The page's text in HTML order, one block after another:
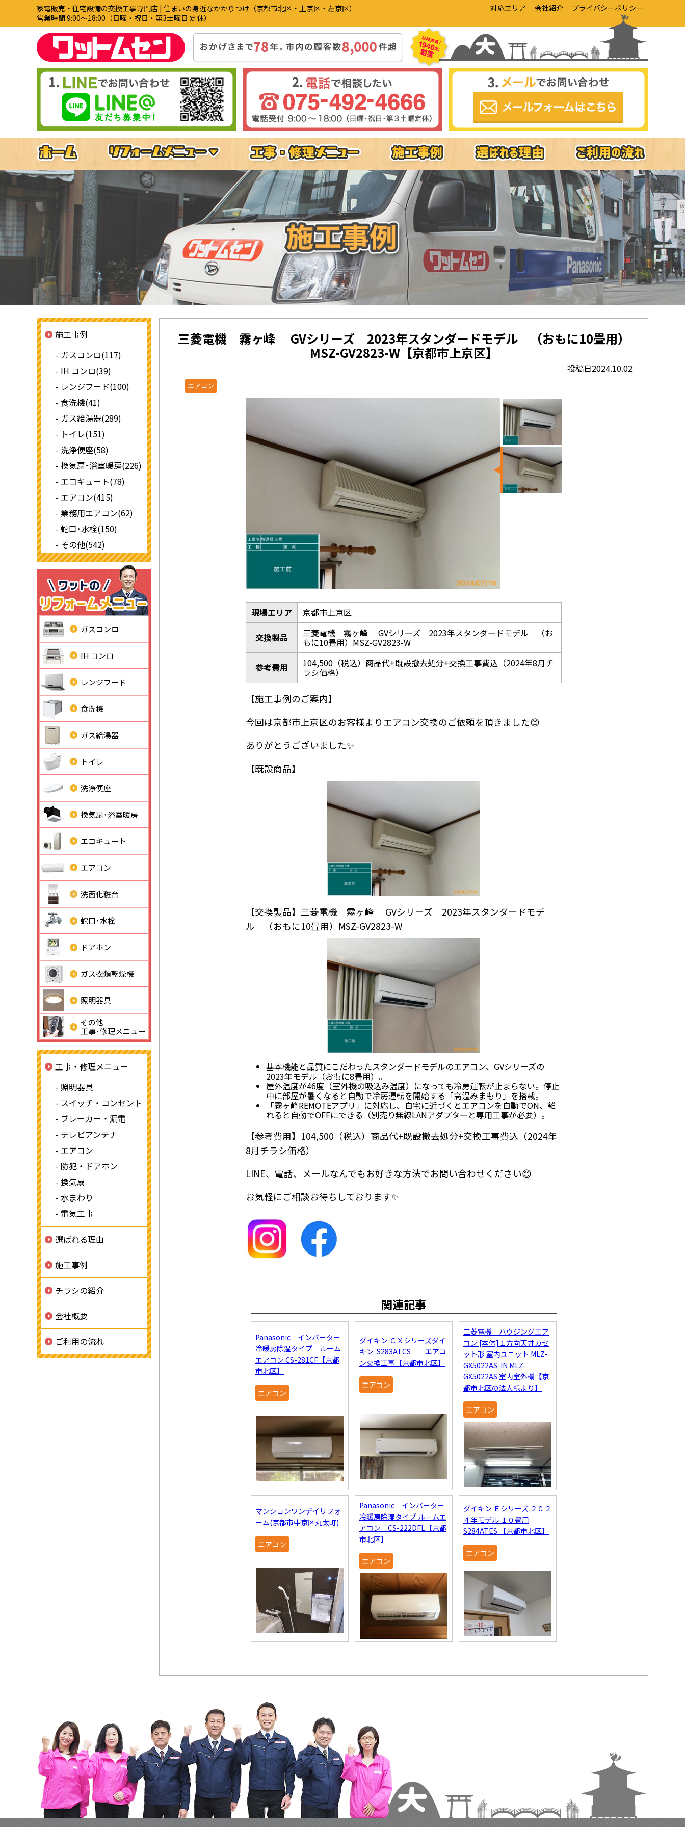
家電販売・住宅設備の交換工事専門店 | 住まいの身近なかかりつけ（京都市北区・上京区・左京区）
営業時間 9:00〜18:00（日曜・祝日・第3土曜日 定休）
対応エリア 会社紹介 プライバシーポリシー
三菱電機 霧ヶ峰 GVシリーズ 2023年スタンダードモデル （おもに10畳用）
MSZ-GV2823-W【京都市上京区】
投稿日2024.10.02
エアコン
現場エリア 京都市上京区
交換製品 三菱電機 霧ヶ峰 GVシリーズ 2023年スタンダードモデル （お
もに10畳用）MSZ-GV2823-W
参考費用 104,500（税込）商品代+既設撤去処分+交換工事費込（2024年8月チ
ラシ価格）
【施工事例のご案内】
今回は京都市上京区のお客様よりエアコン交換のご依頼を頂きました😊
ありがとうございました✨
【既設商品】
【交換製品】三菱電機 霧ヶ峰 GVシリーズ 2023年スタンダードモデ
ル （おもに10畳用）MSZ-GV2823-W
基本機能と品質にこだわったスタンダードモデルのエアコン、GVシリーズの
2023年モデル（おもに8畳用）。
屋外温度が46度（室外機の吸込み温度）になっても冷房運転が止まらない。停止
中に部屋が暑くなると自動で冷房運転を開始する「高温みまもり」を搭載。
「霧ヶ峰REMOTEアプリ」に対応し、自宅に近づくとエアコンを自動でON、離
れると自動でOFFにできる（別売り無線LANアダプターと専用工事が必要）。
【参考費用】104,500（税込）商品代+既設撤去処分+交換工事費込（2024年
8月チラシ価格）
LINE、電話、メールなんでもお好きな方法でお問い合わせください😊
お気軽にご相談お待ちしております✨
関連記事
Panasonic インバーター
冷暖房除湿タイプ ルーム
エアコン CS-281CF【京都
市北区】
エアコン
ダイキン ＣＸシリーズダイ
キン S283ATCS エアコ
ン交換工事【京都市北区】
エアコン
三菱電機 ハウジングエア
コン [本体]１方向天井カセ
ット形 室内ユニット MLZ-
GX5022AS-IN MLZ-
GX5022AS 室内室外機【京
都市北区の法人様より】
エアコン
マンションワンデイリフォ
ーム(京都市中京区丸太町)
エアコン
Panasonic インバーター
冷暖房除湿タイプ ルームエ
アコン CS-222DFL【京都
市北区】
エアコン
ダイキン Ｅシリーズ ２０２
４年モデル １０畳用
S284ATES 【京都市北区】
エアコン
施工事例
ガスコンロ(117)
IH コンロ(39)
レンジフード(100)
食洗機(41)
ガス給湯器(289)
トイレ(151)
洗浄便座(58)
換気扇･浴室暖房(226)
エコキュート(78)
エアコン(415)
業務用エアコン(62)
蛇口･水栓(150)
その他(542)
ガスコンロ
IH コンロ
レンジフード
食洗機
ガス給湯器
トイレ
洗浄便座
換気扇･浴室暖房
エコキュート
エアコン
洗面化粧台
蛇口･水栓
ドアホン
ガス衣類乾燥機
照明器具
その他
工事･修理メニュー
工事・修理メニュー
照明器具
スイッチ・コンセント
ブレーカー・漏電
テレビアンテナ
エアコン
防犯・ドアホン
換気扇
水まわり
電気工事
選ばれる理由
施工事例
チラシの紹介
会社概要
ご利用の流れ